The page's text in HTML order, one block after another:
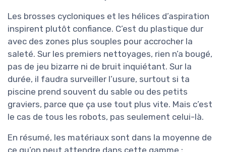
Les brosses cycloniques et les hélices d’aspiration
inspirent plutôt confiance. C’est du plastique dur
avec des zones plus souples pour accrocher la
saleté. Sur les premiers nettoyages, rien n’a bougé,
pas de jeu bizarre ni de bruit inquiétant. Sur la
durée, il faudra surveiller l’usure, surtout si ta
piscine prend souvent du sable ou des petits
graviers, parce que ça use tout plus vite. Mais c’est
le cas de tous les robots, pas seulement celui-là.
En résumé, les matériaux sont dans la moyenne de
ce qu’on peut attendre dans cette gamme :